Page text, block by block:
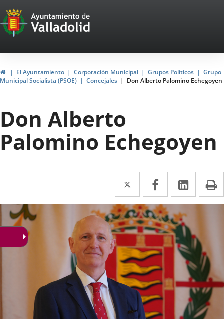
Portal
Web
del
Ayuntamiento
de
Valladolid
InicioEl Ayuntamiento Corporación Municipal Grupos Políticos
Grupo
Municipal Socialista (PSOE)
Concejales Don Alberto Palomino Echegoyen
Don Alberto
Palomino Echegoyen
Twitter
Enlace
a
una
aplicación
externa.
Facebook
Enlace
a
una
aplicación
externa.
Enlace
a